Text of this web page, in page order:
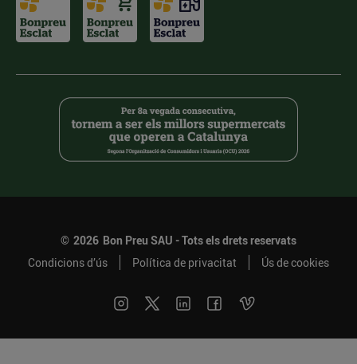
© 2026 Bon Preu SAU - Tots els drets reservats
Condicions d’ús
Política de privacitat Ús de cookies